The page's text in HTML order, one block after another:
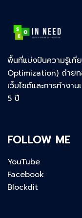
พื้นที่แบ่งปันความรู้เกี่
Optimization) ถ่าย
เว็บไซต์และการทำง
5 ปี
FOLLOW ME
YouTube
Facebook
Blockdit